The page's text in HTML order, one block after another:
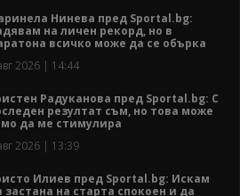
Нинева пред Sportal.bg:
на личен рекорд, но в
всичко може да се обърка
2026 | 14:44
Радуканова пред Sportal.bg: С
резултат съм, но това може
да ме стимулира
2026 | 13:39
Илиев пред Sportal.bg: Искам
застана на старта спокоен и да